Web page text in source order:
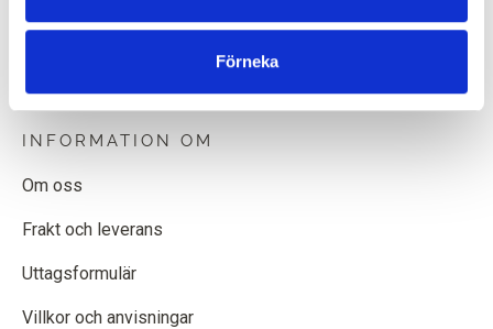
Förneka
INFORMATION OM
Om oss
Frakt och leverans
Uttagsformulär
Villkor och anvisningar